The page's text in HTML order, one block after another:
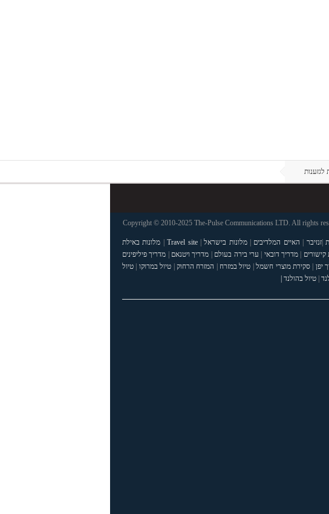
Copyright © 2010-2025 The-Pulse Communications LTD. All rights
|זנזיבר | האיים המלדיבים |מלונות בישראל|
Travel site
| מלונות באילת
קישורים |מדריך דובאי | ערי בירה בעולם | מדריך ויטנאם | מדריך פיליפינים
יפן |סקירת מוצרי חשמל| טיול במזרח | המזרח הרחוק | טיול במרוקו | טיול
| טיול בהולנד |